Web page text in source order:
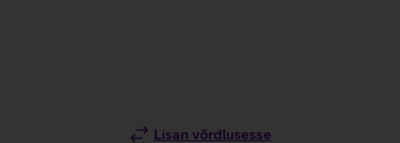
Lisan võrdlusesse